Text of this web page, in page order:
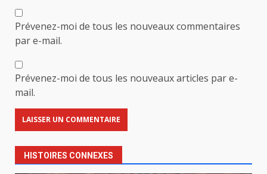
Prévenez-moi de tous les nouveaux commentaires
par e-mail.
Prévenez-moi de tous les nouveaux articles par e-
mail.
HISTOIRES CONNEXES